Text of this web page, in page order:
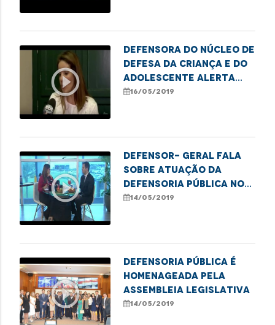
play_circle_outline
Defensora do Núcleo de
Defesa da Criança e do
Adolescente alerta
sobre a violência
16/05/2019
play_circle_outline
Defensor- geral fala
sobre atuação da
Defensoria Pública no
Estado
14/05/2019
play_circle_outline
Defensoria Pública é
homenageada pela
Assembleia Legislativa
14/05/2019